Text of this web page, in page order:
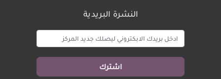
النشرة البريدية